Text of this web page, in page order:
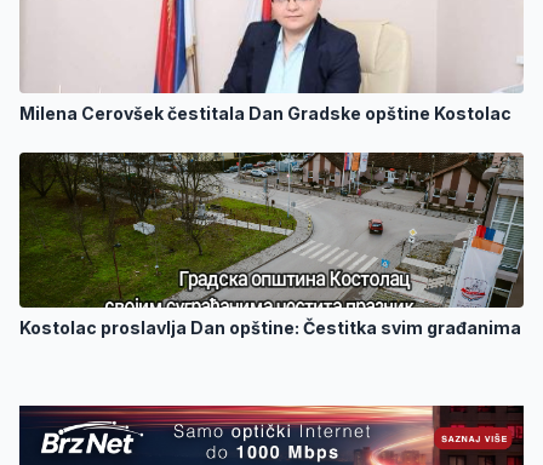
Milena Cerovšek čestitala Dan Gradske opštine Kostolac
Kostolac proslavlja Dan opštine: Čestitka svim građanima